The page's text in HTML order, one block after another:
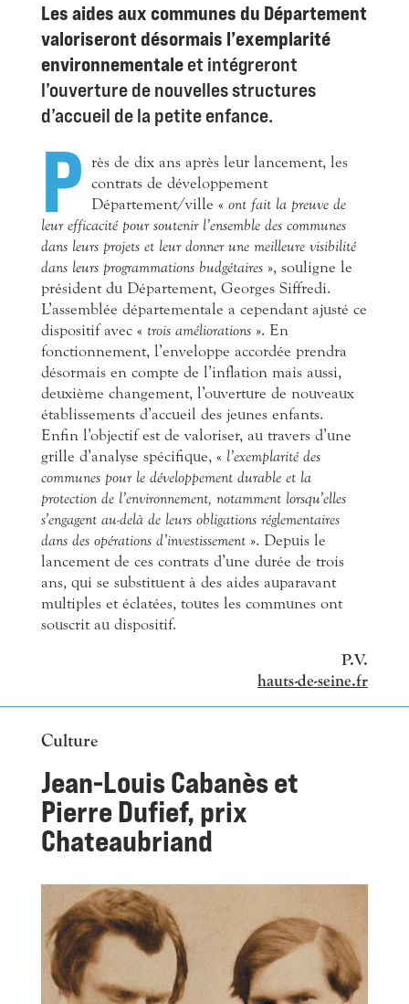
Les aides aux communes du Département
valoriseront désormais l’exemplarité
environnementaleet intégreront
l’ouverture de nouvelles structures
d’accueil de la petite enfance.
P rès de dix ans après leur lancement, les
contrats de développement
Département/ville « ont fait la preuve de
leur efficacité pour soutenir l’ensemble des communes
dans leurs projets et leur donner une meilleure visibilité
dans leurs programmations budgétaires », souligne le
président du Département, Georges Siffredi.
L’assemblée départementale a cependant ajusté ce
dispositif avec « trois améliorations ». En
fonctionnement, l’enveloppe accordée prendra
désormais en compte de l’inflation mais aussi,
deuxième changement, l’ouverture de nouveaux
établissements d’accueil des jeunes enfants.
Enfin l’objectif est de valoriser, au travers d’une
grille d’analyse spécifique, « l’exemplarité des
communes pour le développement durable et la
protection de l’environnement, notamment lorsqu’elles
s’engagent au-delà de leurs obligations réglementaires
dans des opérations d’investissement ». Depuis le
lancement de ces contrats d’une durée de trois
ans, qui se substituent à des aides auparavant
multiples et éclatées, toutes les communes ont
souscrit au dispositif.
P.V.
hauts-de-seine.fr
Culture
Jean-Louis Cabanès et
Pierre Dufief, prix
Chateaubriand